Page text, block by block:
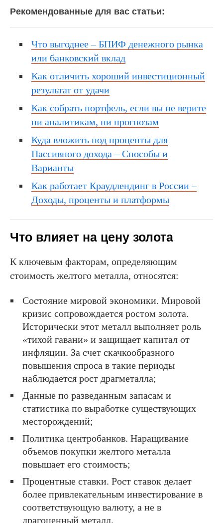
Рекомендованные для вас статьи:
Что выгоднее – БПИФ денежного рынка
или банковский вклад
Как отличить хороший инвестиционный
результат от удачи
Как собрать портфель, если вы не верите
ни аналитикам, ни прогнозам
Куда вложить под проценты для
Пассивного дохода – Способы и
Варианты
Как работает Краудлендинг в России –
Доходы, проценты и платформы
Что влияет на цену золота
К ключевым факторам, определяющим
стоимость желтого металла, относятся:
Состояние мировой экономики. Мировой
кризис сопровождается ростом золота.
Исторически этот металл выполняет роль
«тихой гавани» и защищает капитал от
инфляции. За счет скачкообразного
повышения спроса в такие периоды
наблюдается рост драгметалла;
Данные по разведанным запасам и
статистика по выработке существующих
месторождений;
Политика центробанков. Наращивание
объемов покупки желтого металла
повышает его стоимость;
Процентные ставки. Рост ставок делает
более привлекательным инвестирование в
соответствующую валюту, а не в
драгоценный металл.